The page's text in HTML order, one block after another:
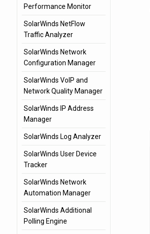
Performance Monitor
SolarWinds NetFlow
Traffic Analyzer
SolarWinds Network
Configuration Manager
SolarWinds VoIP and
Network Quality Manager
SolarWinds IP Address
Manager
SolarWinds Log Analyzer
SolarWinds User Device
Tracker
SolarWinds Network
Automation Manager
SolarWinds Additional
Polling Engine